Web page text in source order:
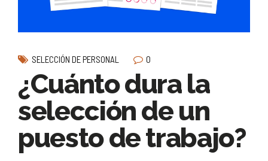
SELECCIÓN DE PERSONAL 0
¿Cuánto dura la
selección de un
puesto de trabajo?